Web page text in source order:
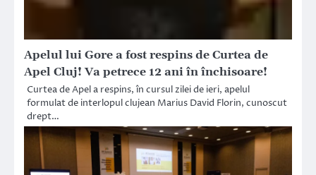
Apelul lui Gore a fost respins de Curtea de
Apel Cluj! Va petrece 12 ani în închisoare!
Curtea de Apel a respins, în cursul zilei de ieri, apelul
formulat de interlopul clujean Marius David Florin, cunoscut
drept…